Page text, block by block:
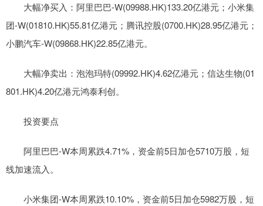
大幅净买入：阿里巴巴-W(09988.HK)133.20亿港元；小米集
团-W(01810.HK)55.81亿港元；腾讯控股(0700.HK)28.95亿港元；
小鹏汽车-W(09868.HK)22.85亿港元。
大幅净卖出：泡泡玛特(09992.HK)4.62亿港元；信达生物(01
801.HK)4.20亿港元鸿泰利创。
投资要点
阿里巴巴-W本周累跌4.71%，资金前5日加仓5710万股，短
线加速流入。
小米集团-W本周累跌10.10%，资金前5日加仓5982万股，短